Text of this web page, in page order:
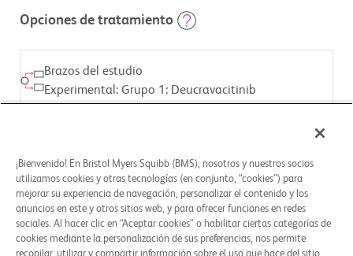
Opciones de tratamiento
Brazos del estudio
Experimental: Grupo 1: Deucravacitinib
Brazos del estudio
Comparador de placebo: Grupo 2: Placebo
¡Bienvenido! En Bristol Myers Squibb (BMS), nosotros y nuestros socios
utilizamos cookies y otras tecnologías (en conjunto, “cookies”) para
mejorar su experiencia de navegación, personalizar el contenido y los
anuncios en este y otros sitios web, y para ofrecer funciones en redes
sociales. Al hacer clic en “Aceptar cookies” o habilitar ciertas categorías de
cookies mediante la personalización de sus preferencias, nos permite